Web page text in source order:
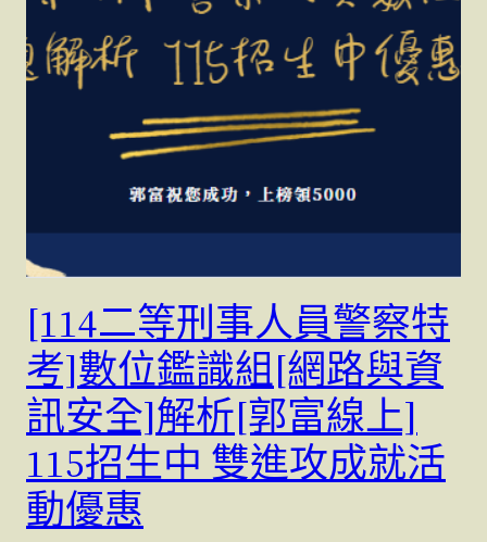
[114二等刑事人員警察特
考]數位鑑識組[網路與資
訊安全]解析[郭富線上]
115招生中 雙進攻成就活
動優惠